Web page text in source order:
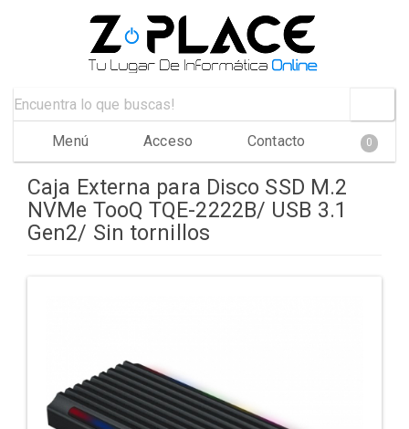
Menú Acceso Contacto 0
Caja Externa para Disco SSD M.2
NVMe TooQ TQE-2222B/ USB 3.1
Gen2/ Sin tornillos